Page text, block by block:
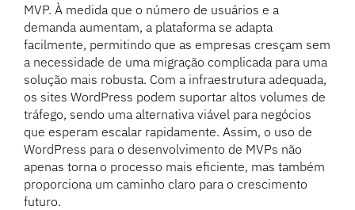
MVP. À medida que o número de usuários e a
demanda aumentam, a plataforma se adapta
facilmente, permitindo que as empresas cresçam sem
a necessidade de uma migração complicada para uma
solução mais robusta. Com a infraestrutura adequada,
os sites WordPress podem suportar altos volumes de
tráfego, sendo uma alternativa viável para negócios
que esperam escalar rapidamente. Assim, o uso de
WordPress para o desenvolvimento de MVPs não
apenas torna o processo mais eficiente, mas também
proporciona um caminho claro para o crescimento
futuro.